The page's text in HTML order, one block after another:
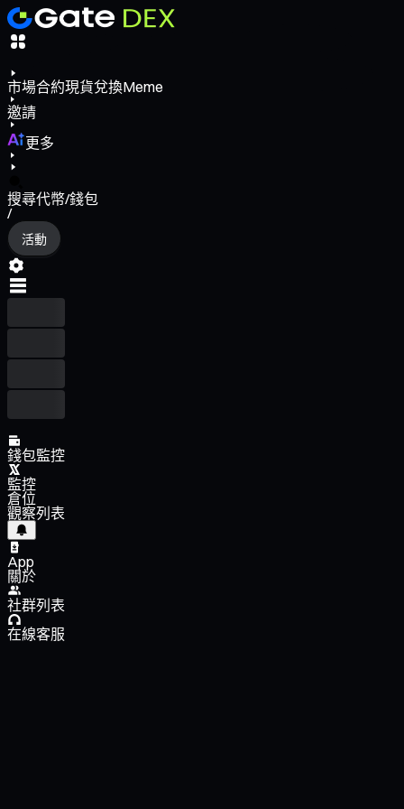
市場合約現貨兌換Meme
邀請
更多
搜尋代幣/錢包
/
活動
錢包監控
監控
倉位
觀察列表
App
關於
社群列表
在線客服